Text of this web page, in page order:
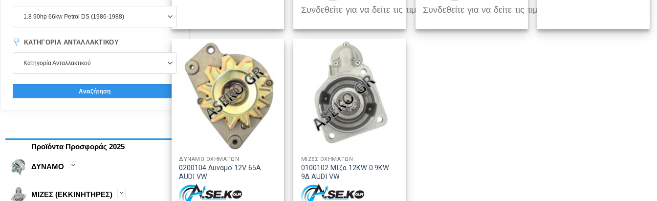
1.8 90hp 66kw Petrol DS (1986-1988)
ΚΑΤΗΓΟΡΊΑ ΑΝΤΑΛΛΑΚΤΙΚΟΎ
Κατηγορία Ανταλλακτικού
Αναζήτηση
Προϊόντα Προσφοράς 2025
ΔΥΝΑΜΟ
ΜΙΖΕΣ (ΕΚΚΙΝΗΤΗΡΕΣ)
Συνδεθείτε για να δείτε τις τιμέςΣυνδεθείτε για να δείτε τις τιμές
ΔΥΝΑΜΟ ΟΧΗΜΑΤΩΝ
0200104 Δυναμό 12V 65A
AUDI VW
ΜΙΖΕΣ ΟΧΗΜΑΤΩΝ
0100102 Μίζα 12KW 0.9KW
9Δ AUDI VW